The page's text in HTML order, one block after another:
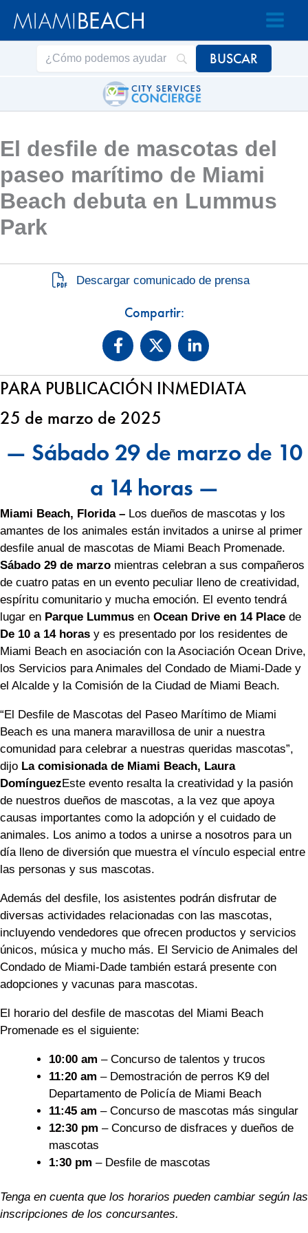
Saltar
contenido
Saltar
contenido
El desfile de mascotas del
paseo marítimo de Miami
Beach debuta en Lummus
Park
Descargar comunicado de prensa
Compartir:
PARA PUBLICACIÓN INMEDIATA
25 de marzo de 2025
— Sábado 29 de marzo de 10
a 14 horas —
Miami Beach, Florida – Los dueños de mascotas y los
amantes de los animales están invitados a unirse al primer
desfile anual de mascotas de Miami Beach Promenade.
Sábado 29 de marzo mientras celebran a sus compañeros
de cuatro patas en un evento peculiar lleno de creatividad,
espíritu comunitario y mucha emoción. El evento tendrá
lugar en Parque Lummus en Ocean Drive en 14 Place de
De 10 a 14 horas y es presentado por los residentes de
Miami Beach en asociación con la Asociación Ocean Drive,
los Servicios para Animales del Condado de Miami-Dade y
el Alcalde y la Comisión de la Ciudad de Miami Beach.
“El Desfile de Mascotas del Paseo Marítimo de Miami
Beach es una manera maravillosa de unir a nuestra
comunidad para celebrar a nuestras queridas mascotas”,
dijo La comisionada de Miami Beach, Laura
DomínguezEste evento resalta la creatividad y la pasión
de nuestros dueños de mascotas, a la vez que apoya
causas importantes como la adopción y el cuidado de
animales. Los animo a todos a unirse a nosotros para un
día lleno de diversión que muestra el vínculo especial entre
las personas y sus mascotas.
Además del desfile, los asistentes podrán disfrutar de
diversas actividades relacionadas con las mascotas,
incluyendo vendedores que ofrecen productos y servicios
únicos, música y mucho más. El Servicio de Animales del
Condado de Miami-Dade también estará presente con
adopciones y vacunas para mascotas.
El horario del desfile de mascotas del Miami Beach
Promenade es el siguiente:
10:00 am – Concurso de talentos y trucos
11:20 am – Demostración de perros K9 del
Departamento de Policía de Miami Beach
11:45 am – Concurso de mascotas más singular
12:30 pm – Concurso de disfraces y dueños de
mascotas
1:30 pm – Desfile de mascotas
Tenga en cuenta que los horarios pueden cambiar según las
inscripciones de los concursantes.